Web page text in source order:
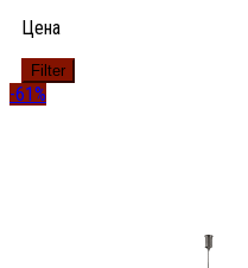
Цена
Filter
-61%